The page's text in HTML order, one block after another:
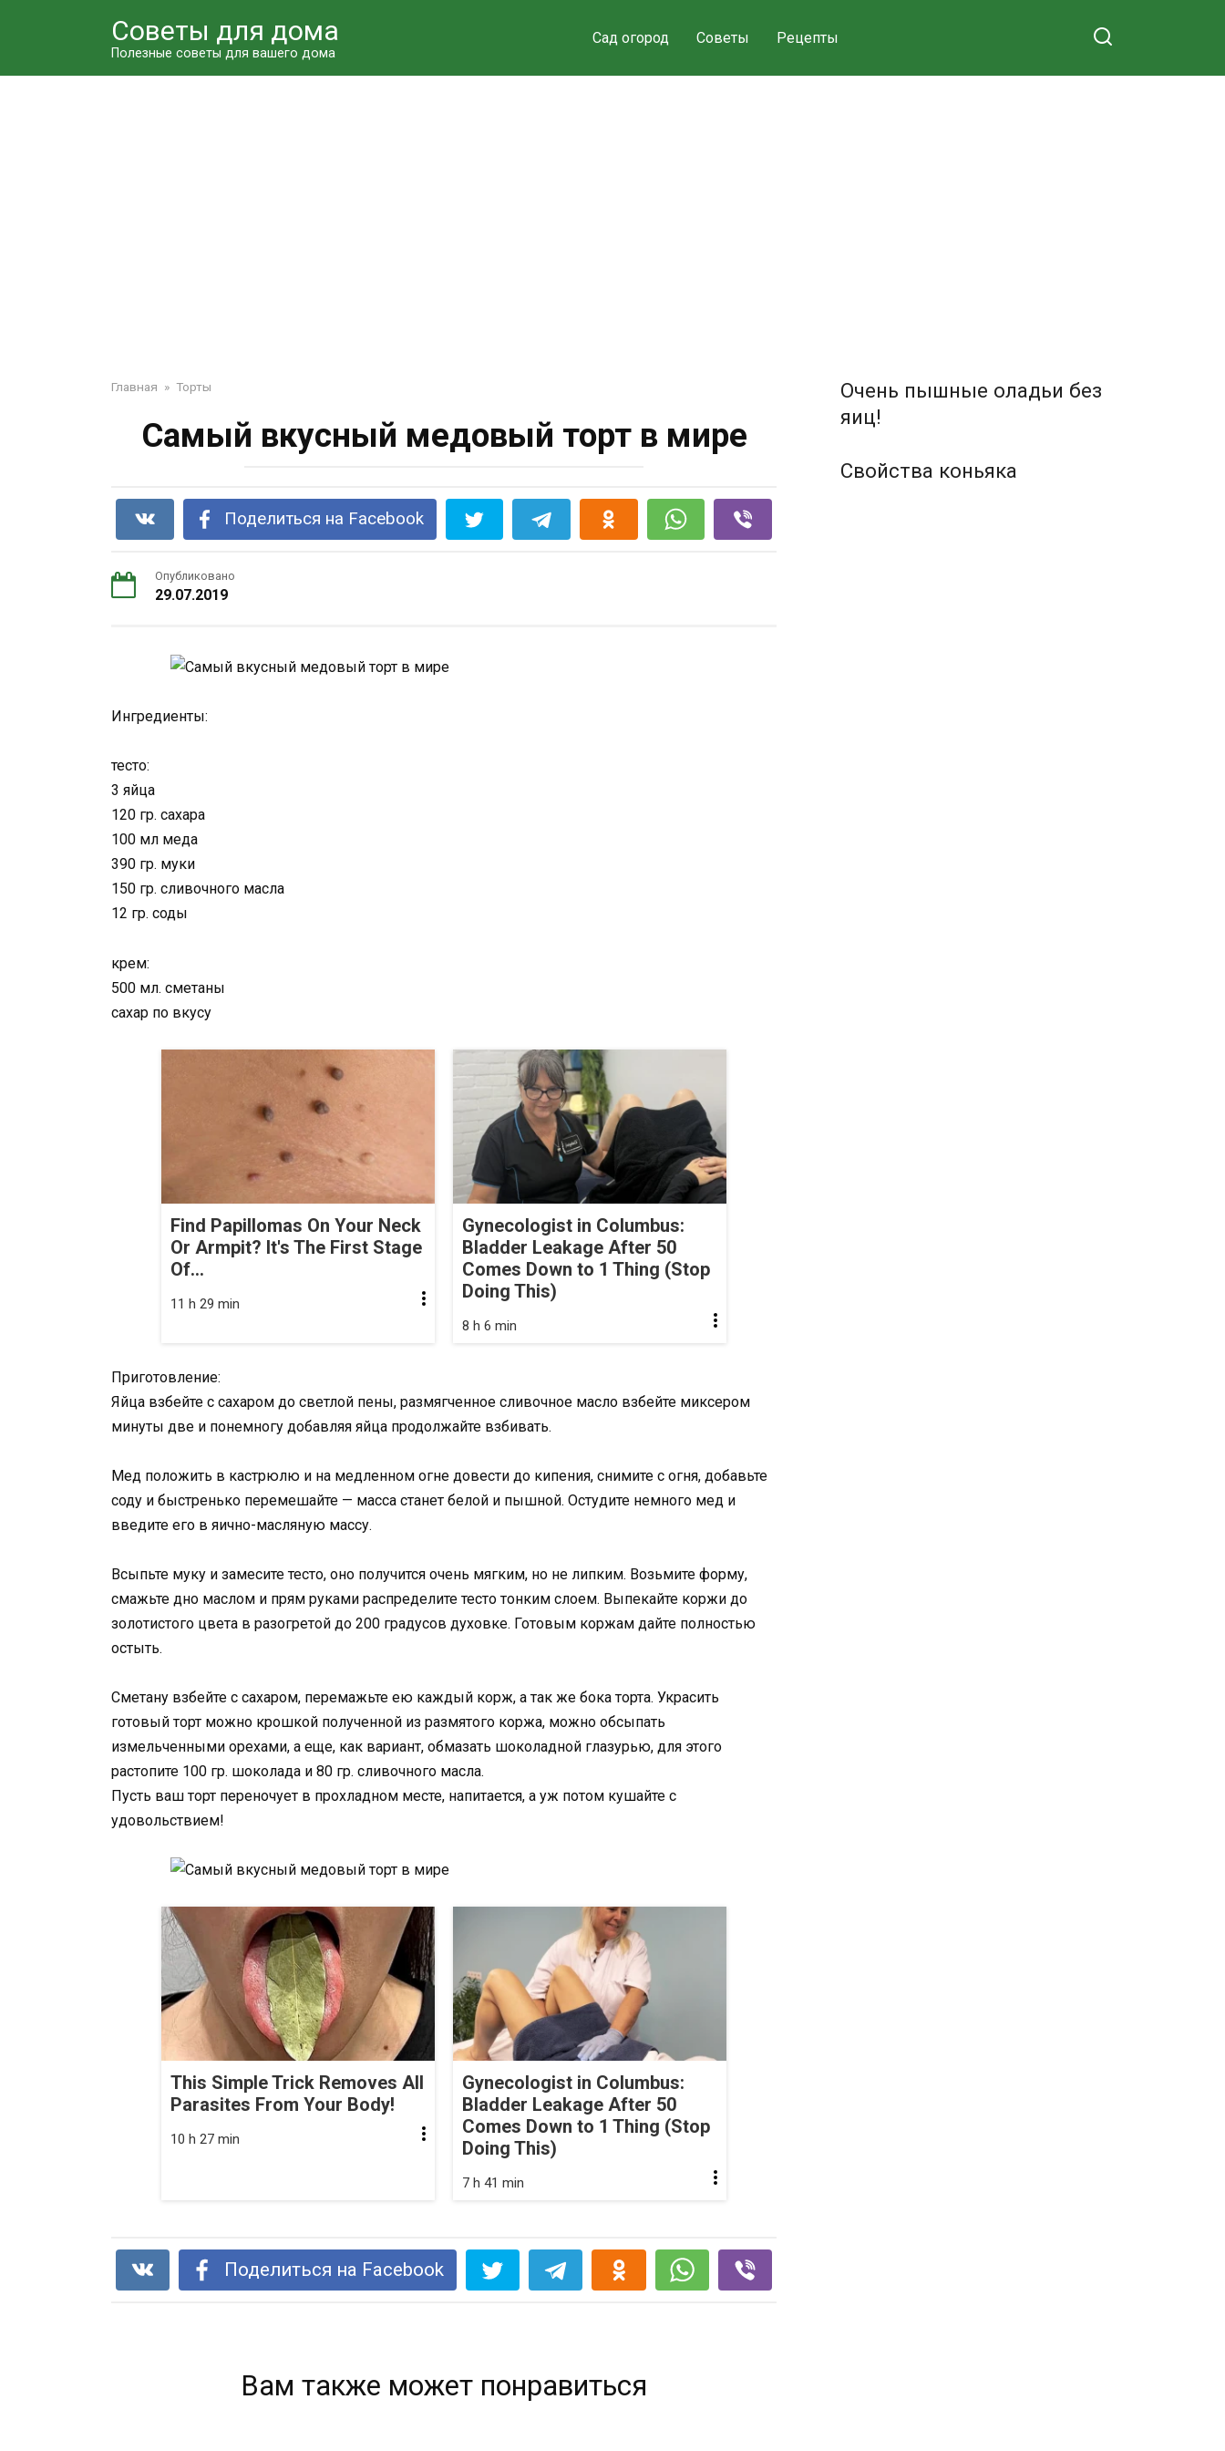
Советы для дома
Полезные советы для вашего дома
Сад огород Советы Рецепты
Главная » Торты
Самый вкусный медовый торт в мире
Поделиться на Facebook
Опубликовано
29.07.2019
Ингредиенты:
тесто:
3 яйца
120 гр. сахара
100 мл меда
390 гр. муки
150 гр. сливочного масла
12 гр. соды
крем:
500 мл. сметаны
сахар по вкусу
Find Papillomas On Your Neck
Or Armpit? It's The First Stage
Of...
11 h 29 min
Gynecologist in Columbus:
Bladder Leakage After 50
Comes Down to 1 Thing (Stop
Doing This)
8 h 6 min
Приготовление:
Яйца взбейте с сахаром до светлой пены, размягченное сливочное масло взбейте миксером
минуты две и понемногу добавляя яйца продолжайте взбивать.
Мед положить в кастрюлю и на медленном огне довести до кипения, снимите с огня, добавьте
соду и быстренько перемешайте — масса станет белой и пышной. Остудите немного мед и
введите его в яично-масляную массу.
Всыпьте муку и замесите тесто, оно получится очень мягким, но не липким. Возьмите форму,
смажьте дно маслом и прям руками распределите тесто тонким слоем. Выпекайте коржи до
золотистого цвета в разогретой до 200 градусов духовке. Готовым коржам дайте полностью
остыть.
Сметану взбейте с сахаром, перемажьте ею каждый корж, а так же бока торта. Украсить
готовый торт можно крошкой полученной из размятого коржа, можно обсыпать
измельченными орехами, а еще, как вариант, обмазать шоколадной глазурью, для этого
растопите 100 гр. шоколада и 80 гр. сливочного масла.
Пусть ваш торт переночует в прохладном месте, напитается, а уж потом кушайте с
удовольствием!
This Simple Trick Removes All
Parasites From Your Body!
10 h 27 min
Gynecologist in Columbus:
Bladder Leakage After 50
Comes Down to 1 Thing (Stop
Doing This)
7 h 41 min
Поделиться на Facebook
Вам также может понравиться
Очень пышные оладьи без
яиц!
Свойства коньяка